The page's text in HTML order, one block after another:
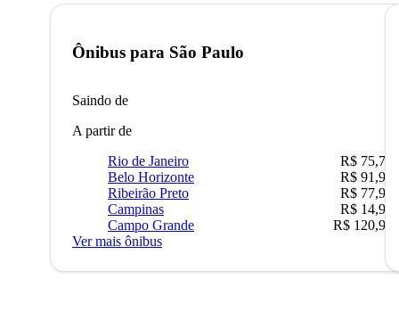
Ônibus para São Paulo
Saindo de
A partir de
Rio de Janeiro
R$ 75,77
Belo Horizonte
R$ 91,90
Ribeirão Preto
R$ 77,90
Campinas
R$ 14,90
Campo Grande
R$ 120,90
Ver mais ônibus